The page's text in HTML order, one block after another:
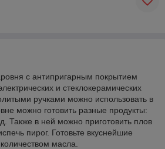
с антипригарным покрытием
и стеклокерамических
ручками можно использовать в
можно готовить разные продукты:
Также в ней можно приготовить плов
пирог. Готовьте вкуснейшие
масла.